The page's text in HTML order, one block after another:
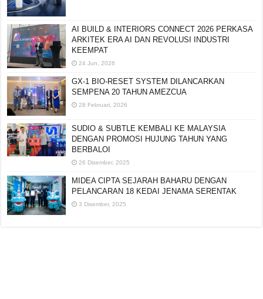
AI BUILD & INTERIORS CONNECT 2026 PERKASA
ARKITEK ERA AI DAN REVOLUSI INDUSTRI
KEEMPAT
24 Jun, 2026
GX-1 BIO-RESET SYSTEM DILANCARKAN
SEMPENA 20 TAHUN AMEZCUA
28 Februari, 2026
SUDIO & SUBTLE KEMBALI KE MALAYSIA
DENGAN PROMOSI HUJUNG TAHUN YANG
BERBALOI
26 Disember, 2025
MIDEA CIPTA SEJARAH BAHARU DENGAN
PELANCARAN 18 KEDAI JENAMA SERENTAK
3 Disember, 2025